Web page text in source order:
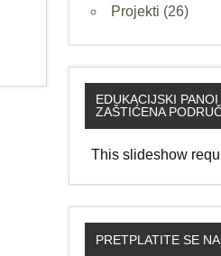
Projekti (26)
EDUKACIJSKI
ZAŠTIĆENA
This slideshow
PRETPLATITE SE